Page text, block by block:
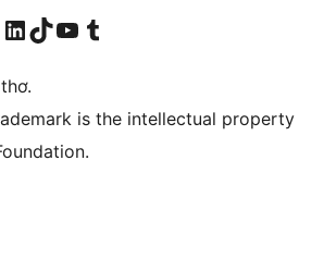
tôiTruy cập tài khoản LinkedIn của chúng tôiVisit our TikTok account
Truy cập kênh YouTube của chúng tôi Visit our Tumblr account
is the intellectual property